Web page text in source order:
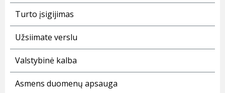
Turto įsigijimas
Užsiimate verslu
Valstybinė kalba
Asmens duomenų apsauga